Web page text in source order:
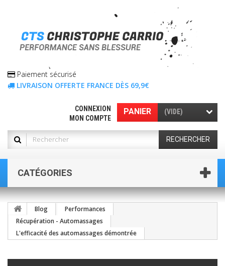
Paiement sécurisé
LIVRAISON OFFERTE FRANCE DÈS 69,9€
PANIER (VIDE)
CONNEXION
MON COMPTE
RECHERCHER
CATÉGORIES
Blog
Performances
Récupération - Automassages
L'efficacité des automassages démontrée